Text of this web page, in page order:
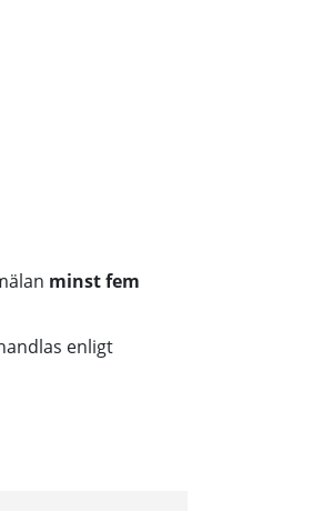
minst fem
enligt